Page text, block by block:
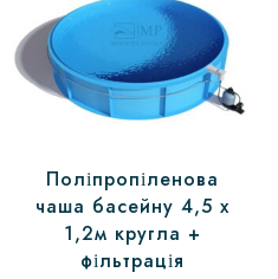
Поліпропіленова
чаша басейну 4,5 х
1,2м кругла +
фільтрація